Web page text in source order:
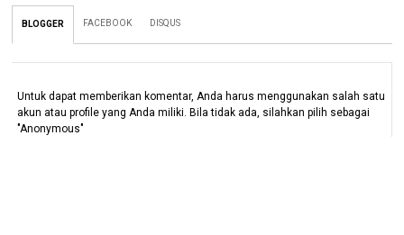
BLOGGER FACEBOOK DISQUS
Untuk dapat memberikan komentar, Anda harus menggunakan salah satu
akun atau profile yang Anda miliki. Bila tidak ada, silahkan pilih sebagai
"Anonymous"